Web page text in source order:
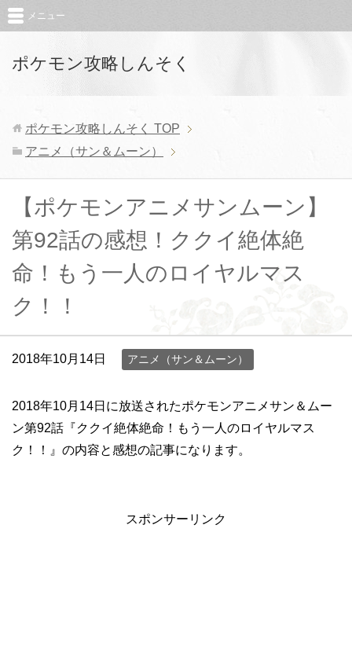
ポケモン攻略しんそく
メニュー
ポケモン攻略しんそく TOP
アニメ（サン＆ムーン）
【ポケモンアニメサンムーン】
第92話の感想！ククイ絶体絶
命！もう一人のロイヤルマス
ク！！
2018年10月14日 アニメ（サン＆ムーン）
2018年10月14日に放送されたポケモンアニメサン＆ムー
ン第92話『ククイ絶体絶命！もう一人のロイヤルマス
ク！！』の内容と感想の記事になります。
スポンサーリンク